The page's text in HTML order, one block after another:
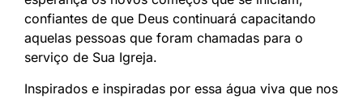
confiantes de que Deus continuará capacitando
aquelas pessoas que foram chamadas para o
serviço de Sua Igreja.
Inspirados e inspiradas por essa água viva que nos